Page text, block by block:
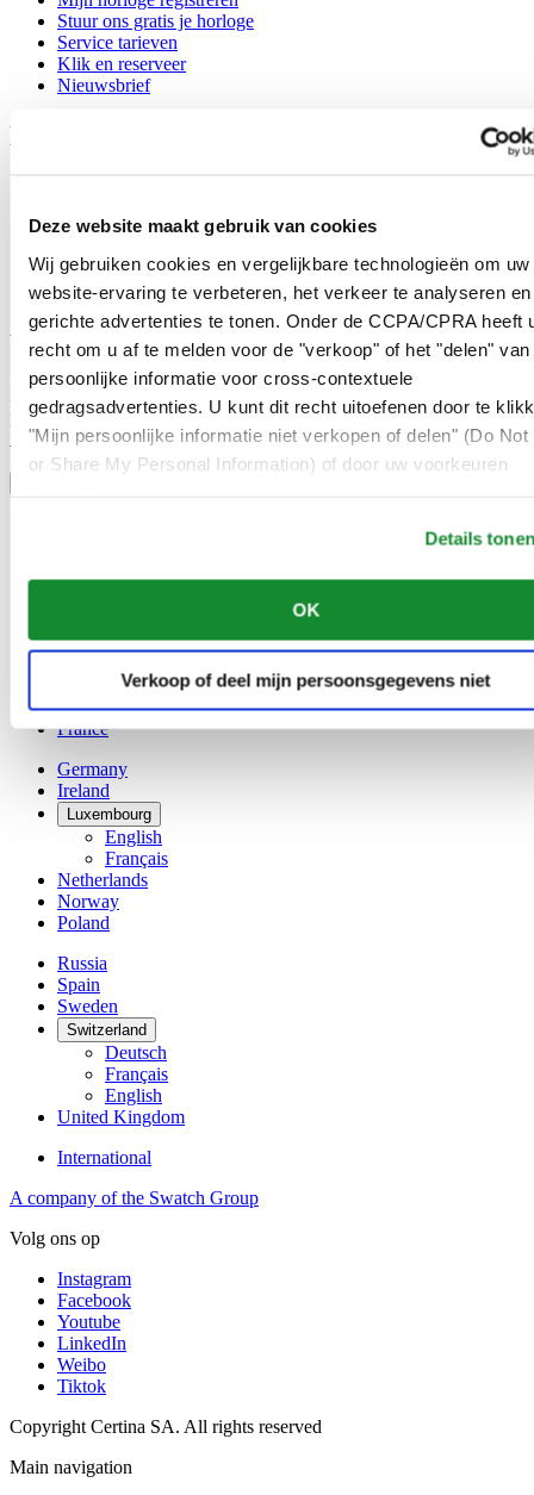
Deze website maakt gebruik van cookies
Wij gebruiken cookies en vergelijkbare technologieën om uw
website-ervaring te verbeteren, het verkeer te analyseren en
gerichte advertenties te tonen. Onder de CCPA/CPRA heeft
recht om u af te melden voor de "verkoop" of het "delen" van
persoonlijke informatie voor cross-contextuele
gedragsadvertenties. U kunt dit recht uitoefenen door te
"Mijn persoonlijke informatie niet verkopen of delen" (Do Not
or Share My Personal Information) of door uw voorkeuren
Details
OK
Verkoop of deel mijn persoonsgegevens niet
Stuur ons gratis je horloge
Service tarieven
Klik en reserveer
Nieuwsbrief
Legal
Cookie meldingen
Verkoopvoorwaarden
Herroeping van de overeenkomst
Word lid van de CERTINA club
Meld je aan en ontvang exclusieve aanbiedingen en
productrecensies
Schrijf je in!
Selecteer een land/regio
English
Denmark
Finland
France
Germany
Ireland
Luxembourg
English
Français
Netherlands
Norway
Poland
Russia
Spain
Sweden
Switzerland
Deutsch
Français
English
United Kingdom
International
A company of the Swatch Group
Volg ons op
Instagram
Facebook
Youtube
LinkedIn
Weibo
Tiktok
Copyright Certina SA. All rights reserved
Main navigation